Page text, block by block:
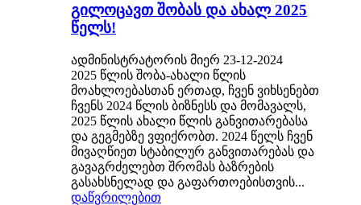
გილოცავთ შობას და ახალ 2025
წელს!
ადმინისტრატორის მიერ 23-12-2024
2025 წლის შობა-ახალი წლის
მოახლოებასთან ერთად, ჩვენ ვიხსენებთ
ჩვენს 2024 წლის ბიზნესს და მომავალს,
2025 წლის ახალი წლის განვითარებასა
და გეგმებზე ვფიქრობთ. 2024 წელს ჩვენ
მივაღწიეთ სტაბილურ განვითარებას და
გავაგრძელებთ შრომას ბაზრების
გასახსნელად და გაფართოებისთვის...
დაწვრილებით